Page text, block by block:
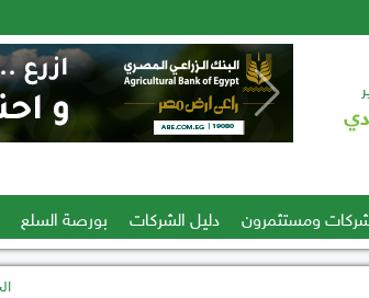
ومستثمرون دليل الشركات بورصة السلع